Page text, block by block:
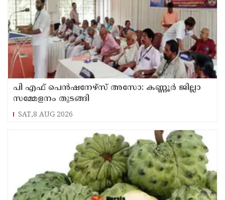
പി എഫ് പെൻഷനേഴ്സ് അസോ: കണ്ണൂർ ജില്ലാ
സമ്മേളനം തുടങ്ങി
SAT,8 AUG 2026